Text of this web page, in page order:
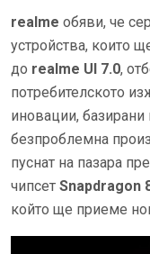
realme обяви, че
устройства, които
до realme UI 7.0,
потребителското
иновации, базирани
безпроблемна
пуснат на пазара
чипсет Snapdragon
който ще приеме